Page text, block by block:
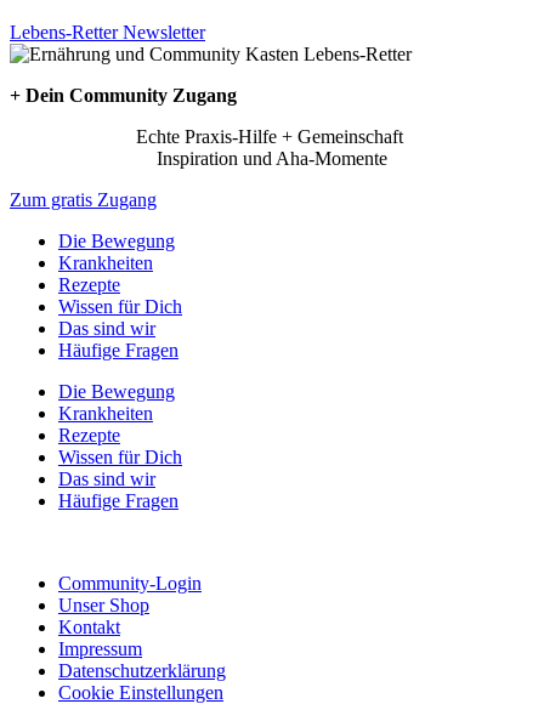
Lebens-Retter Newsletter
+ Dein Community Zugang
Echte Praxis-Hilfe + Gemeinschaft
Inspiration und Aha-Momente
Zum gratis Zugang
Die Bewegung
Krankheiten
Rezepte
Wissen für Dich
Das sind wir
Häufige Fragen
Die Bewegung
Krankheiten
Rezepte
Wissen für Dich
Das sind wir
Häufige Fragen
Community-Login
Unser Shop
Kontakt
Impressum
Datenschutzerklärung
Cookie Einstellungen